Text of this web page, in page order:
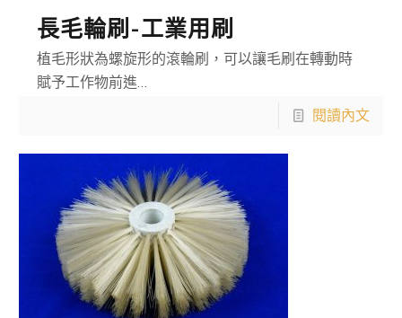
長毛輪刷-工業用刷
植毛形狀為螺旋形的滾輪刷，可以讓毛刷在轉動時
賦予工作物前進…
閱讀內文